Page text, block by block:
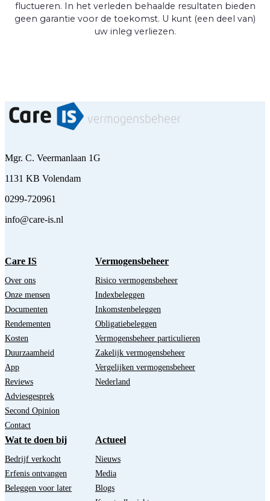
fluctueren. In het verleden behaalde resultaten bieden
geen garantie voor de toekomst. U kunt (een deel van)
uw inleg verliezen.
Mgr. C. Veermanlaan 1G
1131 KB Volendam
0299-720961
info@care-is.nl
Care IS
Over ons
Onze mensen
Documenten
Rendementen
Kosten
Duurzaamheid
App
Reviews
Adviesgesprek
Second Opinion
Contact
Vermogensbeheer
Risico vermogensbeheer
Indexbeleggen
Inkomstenbeleggen
Obligatiebeleggen
Vermogensbeheer particulieren
Zakelijk vermogensbeheer
Vergelijken vermogensbeheer
Nederland
Wat te doen bij
Bedrijf verkocht
Erfenis ontvangen
Beleggen voor later
Actueel
Nieuws
Media
Blogs